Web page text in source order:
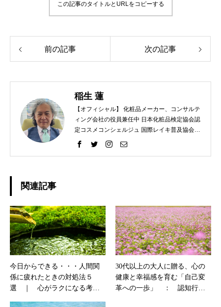
この記事のタイトルとURLをコピーする
前の記事 次の記事
稲生 蓮
【オフィシャル】 化粧品メーカー、コンサルテ
ィング会社の役員兼任中 日本化粧品検定協会認
定コスメコンシェルジュ 国際レイキ普及協会認
定ティーチャー 【プライベート】 趣味 ラン
関連記事
今日からできる・・・人間関
係に疲れたときの対処法５
選 ｜ 心がラクになる考え
30代以上の大人に贈る、心の
健康と幸福感を育む「自己変
革への一歩」 ： 認知行動